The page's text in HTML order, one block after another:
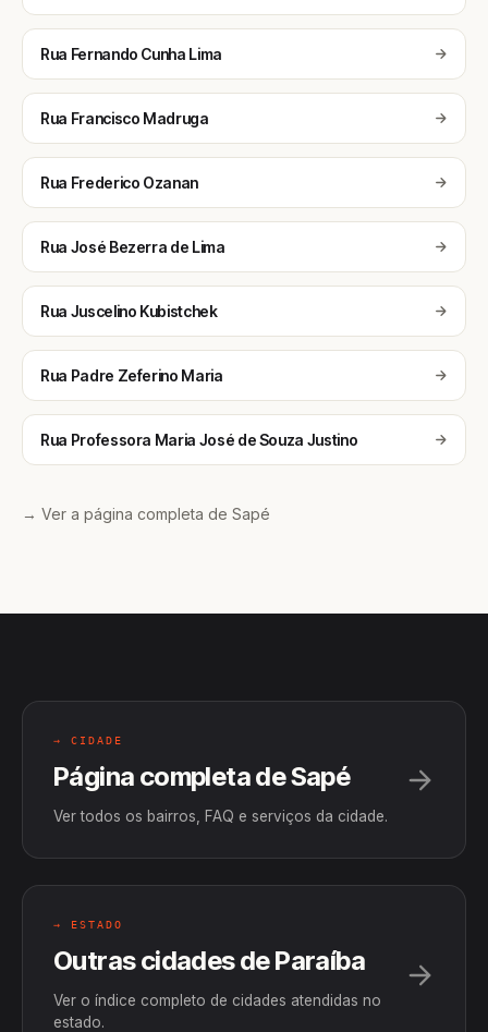
Rua Fernando Cunha Lima
Rua Francisco Madruga
Rua Frederico Ozanan
Rua José Bezerra de Lima
Rua Juscelino Kubistchek
Rua Padre Zeferino Maria
Rua Professora Maria José de Souza Justino
→ Ver a página completa de Sapé
→ CIDADE
Página completa de Sapé
Ver todos os bairros, FAQ e serviços da cidade.
→ ESTADO
Outras cidades de Paraíba
Ver o índice completo de cidades atendidas no
estado.